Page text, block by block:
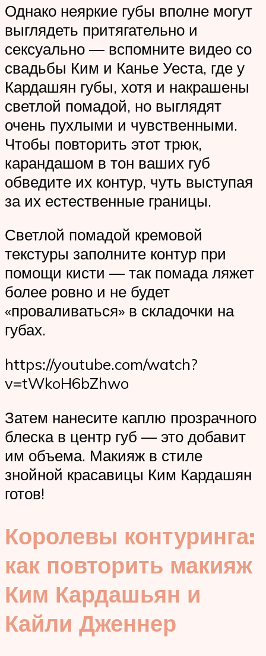
Однако неяркие губы вполне могут
выглядеть притягательно и
сексуально — вспомните видео со
свадьбы Ким и Канье Уеста, где у
Кардашян губы, хотя и накрашены
светлой помадой, но выглядят
очень пухлыми и чувственными.
Чтобы повторить этот трюк,
карандашом в тон ваших губ
обведите их контур, чуть выступая
за их естественные границы.
Светлой помадой кремовой
текстуры заполните контур при
помощи кисти — так помада ляжет
более ровно и не будет
«проваливаться» в складочки на
губах.
https://youtube.com/watch?
v=tWkoH6bZhwo
Затем нанесите каплю прозрачного
блеска в центр губ — это добавит
им объема. Макияж в стиле
знойной красавицы Ким Кардашян
готов!
Королевы контуринга:
как повторить макияж
Ким Кардашьян и
Кайли Дженнер